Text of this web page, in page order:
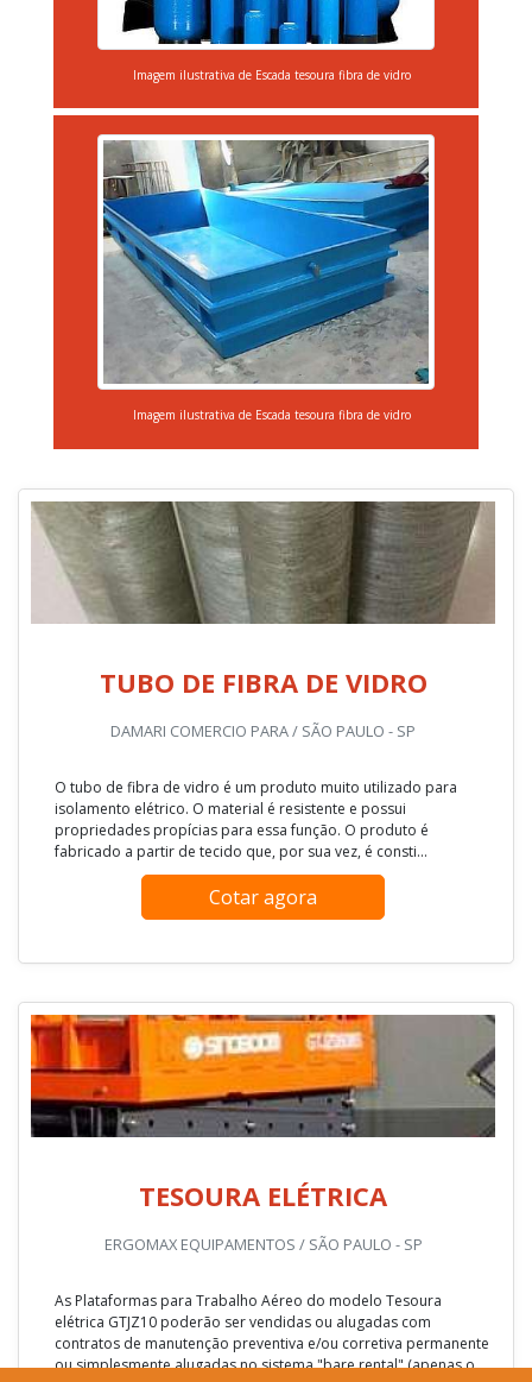
Imagem ilustrativa de Escada tesoura fibra de vidro
Imagem ilustrativa de Escada tesoura fibra de vidro
TUBO DE FIBRA DE VIDRO
DAMARI COMERCIO PARA / SÃO PAULO - SP
O tubo de fibra de vidro é um produto muito utilizado para
isolamento elétrico. O material é resistente e possui
propriedades propícias para essa função. O produto é
fabricado a partir de tecido que, por sua vez, é consti...
Cotar agora
TESOURA ELÉTRICA
ERGOMAX EQUIPAMENTOS / SÃO PAULO - SP
As Plataformas para Trabalho Aéreo do modelo Tesoura
elétrica GTJZ10 poderão ser vendidas ou alugadas com
contratos de manutenção preventiva e/ou corretiva permanente
ou simplesmente alugadas no sistema "bare rental" (apenas o